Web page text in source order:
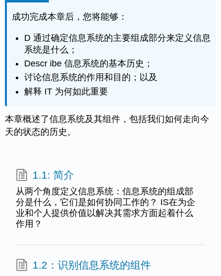
成功完成本章后，您将能够：
D 通过确定信息系统的主要组成部分来定义信息
系统是什么；
Descr ibe 信息系统的基本历史；
讨论信息系统的作用和目的；以及
解释 IT 为何如此重要
本章概述了信息系统及其组件，包括我们如何走向今
天的状态的历史。
1.1: 简介
从两个角度定义信息系统：信息系统的组成部
分是什么，它们是如何协同工作的？ IS在为企
业和个人提供价值以解决其需求方面起着什么
作用？
1.2：识别信息系统的组件